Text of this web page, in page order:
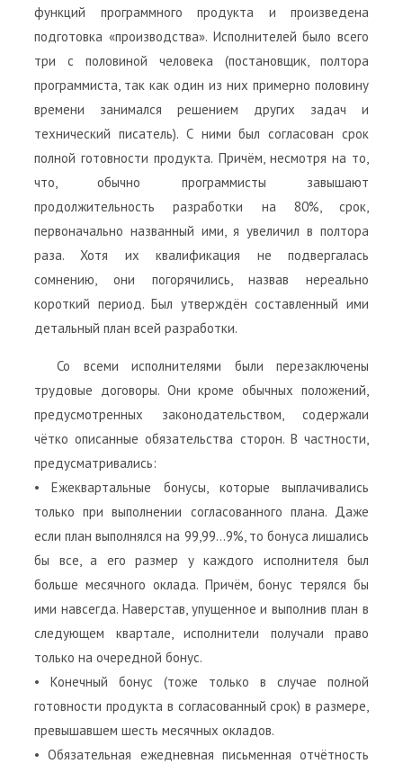
функций программного продукта и произведена
подготовка «производства». Исполнителей было всего
три с половиной человека (постановщик, полтора
программиста, так как один из них примерно половину
времени занимался решением других задач и
технический писатель). С ними был согласован срок
полной готовности продукта. Причём, несмотря на то,
что, обычно программисты завышают
продолжительность разработки на 80%, срок,
первоначально названный ими, я увеличил в полтора
раза. Хотя их квалификация не подвергалась
сомнению, они погорячились, назвав нереально
короткий период. Был утверждён составленный ими
детальный план всей разработки.
Со всеми исполнителями были перезаключены
трудовые договоры. Они кроме обычных положений,
предусмотренных законодательством, содержали
чётко описанные обязательства сторон. В частности,
предусматривались:
• Ежеквартальные бонусы, которые выплачивались
только при выполнении согласованного плана. Даже
если план выполнялся на 99,99…9%, то бонуса лишались
бы все, а его размер у каждого исполнителя был
больше месячного оклада. Причём, бонус терялся бы
ими навсегда. Наверстав, упущенное и выполнив план в
следующем квартале, исполнители получали право
только на очередной бонус.
• Конечный бонус (тоже только в случае полной
готовности продукта в согласованный срок) в размере,
превышавшем шесть месячных окладов.
• Обязательная ежедневная письменная отчётность